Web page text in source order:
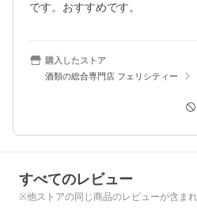
です。おすすめです。
購入したストア
酒類の総合専門店 フェリシティー
すべてのレビュー
※他ストアの同じ商品のレビューが含まれ